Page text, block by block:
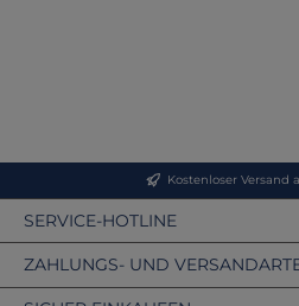
Kostenloser Versand
SERVICE-HOTLINE
ZAHLUNGS- UND